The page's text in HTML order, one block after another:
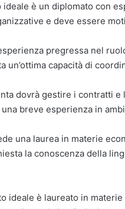
ideale è un diplomato con
e deve essere
pregressa nel
un’ottima capacità di
dovrà gestire i contratti
breve esperienza in
una laurea in materie
la conoscenza della
ideale è laureato in